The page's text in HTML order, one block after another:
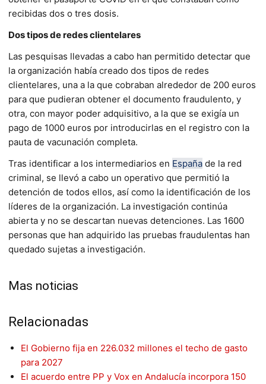
recibidas dos o tres dosis.
Dos tipos de redes clientelares
Las pesquisas llevadas a cabo han permitido detectar que
la organización había creado dos tipos de redes
clientelares, una a la que cobraban alrededor de 200 euros
para que pudieran obtener el documento fraudulento, y
otra, con mayor poder adquisitivo, a la que se exigía un
pago de 1000 euros por introducirlas en el registro con la
pauta de vacunación completa.
Tras identificar a los intermediarios en España de la red
criminal, se llevó a cabo un operativo que permitió la
detención de todos ellos, así como la identificación de los
líderes de la organización. La investigación continúa
abierta y no se descartan nuevas detenciones. Las 1600
personas que han adquirido las pruebas fraudulentas han
quedado sujetas a investigación.
Mas noticias
Relacionadas
El Gobierno fija en 226.032 millones el techo de gasto
para 2027
El acuerdo entre PP y Vox en Andalucía incorpora 150